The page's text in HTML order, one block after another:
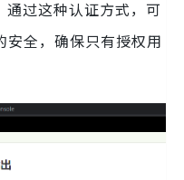
过这种认证方式，可
全，确保只有授权用